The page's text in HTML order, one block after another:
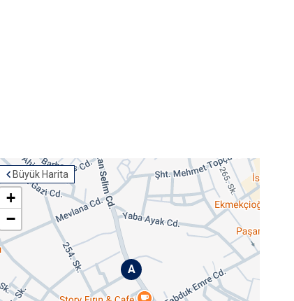
Büyük Harita
A
+
−